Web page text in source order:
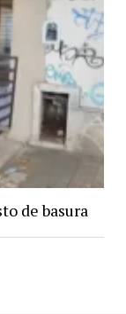
de basura